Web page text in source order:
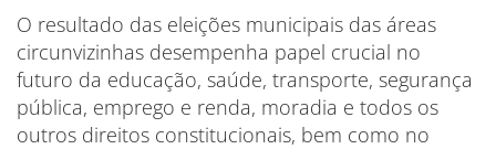
O resultado das eleições municipais das áreas
circunvizinhas desempenha papel crucial no
futuro da educação, saúde, transporte, segurança
pública, emprego e renda, moradia e todos os
outros direitos constitucionais, bem como no